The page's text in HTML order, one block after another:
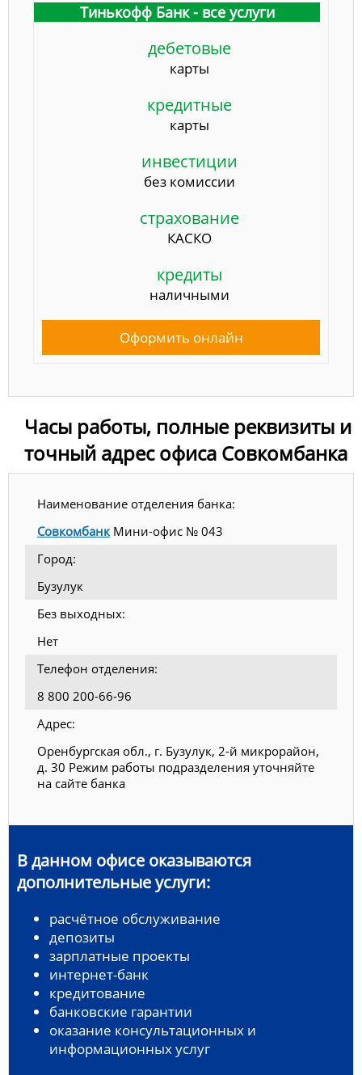
Тинькофф Банк - все услуги
дебетовые
карты
кредитные
карты
инвестиции
без комиссии
страхование
КАСКО
кредиты
наличными
Оформить онлайн
Часы работы, полные реквизиты и
точный адрес офиса Совкомбанка
Наименование отделения банка:
СовкомбанкМини-офис № 043
Город:
Бузулук
Без выходных:
Нет
Телефон отделения:
8 800 200-66-96
Адрес:
Оренбургская обл., г. Бузулук, 2-й микрорайон,
д. 30 Режим работы подразделения уточняйте
на сайте банка
В данном офисе оказываются
дополнительные услуги:
расчётное обслуживание
депозиты
зарплатные проекты
интернет-банк
кредитование
банковские гарантии
оказание консультационных и
информационных услуг